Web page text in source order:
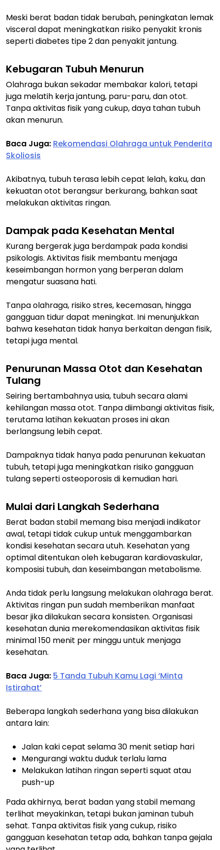
Meski berat badan tidak berubah, peningkatan lemak
visceral dapat meningkatkan risiko penyakit kronis
seperti diabetes tipe 2 dan penyakit jantung.
Kebugaran Tubuh Menurun
Olahraga bukan sekadar membakar kalori, tetapi
juga melatih kerja jantung, paru-paru, dan otot.
Tanpa aktivitas fisik yang cukup, daya tahan tubuh
akan menurun.
Baca Juga: Rekomendasi Olahraga untuk Penderita
Skoliosis
Akibatnya, tubuh terasa lebih cepat lelah, kaku, dan
kekuatan otot berangsur berkurang, bahkan saat
melakukan aktivitas ringan.
Dampak pada Kesehatan Mental
Kurang bergerak juga berdampak pada kondisi
psikologis. Aktivitas fisik membantu menjaga
keseimbangan hormon yang berperan dalam
mengatur suasana hati.
Tanpa olahraga, risiko stres, kecemasan, hingga
gangguan tidur dapat meningkat. Ini menunjukkan
bahwa kesehatan tidak hanya berkaitan dengan fisik,
tetapi juga mental.
Penurunan Massa Otot dan Kesehatan
Tulang
Seiring bertambahnya usia, tubuh secara alami
kehilangan massa otot. Tanpa diimbangi aktivitas fisik,
terutama latihan kekuatan proses ini akan
berlangsung lebih cepat.
Dampaknya tidak hanya pada penurunan kekuatan
tubuh, tetapi juga meningkatkan risiko gangguan
tulang seperti osteoporosis di kemudian hari.
Mulai dari Langkah Sederhana
Berat badan stabil memang bisa menjadi indikator
awal, tetapi tidak cukup untuk menggambarkan
kondisi kesehatan secara utuh. Kesehatan yang
optimal ditentukan oleh kebugaran kardiovaskular,
komposisi tubuh, dan keseimbangan metabolisme.
Anda tidak perlu langsung melakukan olahraga berat.
Aktivitas ringan pun sudah memberikan manfaat
besar jika dilakukan secara konsisten. Organisasi
kesehatan dunia merekomendasikan aktivitas fisik
minimal 150 menit per minggu untuk menjaga
kesehatan.
Baca Juga: 5 Tanda Tubuh Kamu Lagi ‘Minta
Istirahat’
Beberapa langkah sederhana yang bisa dilakukan
antara lain:
Jalan kaki cepat selama 30 menit setiap hari
Mengurangi waktu duduk terlalu lama
Melakukan latihan ringan seperti squat atau
push-up
Pada akhirnya, berat badan yang stabil memang
terlihat meyakinkan, tetapi bukan jaminan tubuh
sehat. Tanpa aktivitas fisik yang cukup, risiko
gangguan kesehatan tetap ada, bahkan tanpa gejala